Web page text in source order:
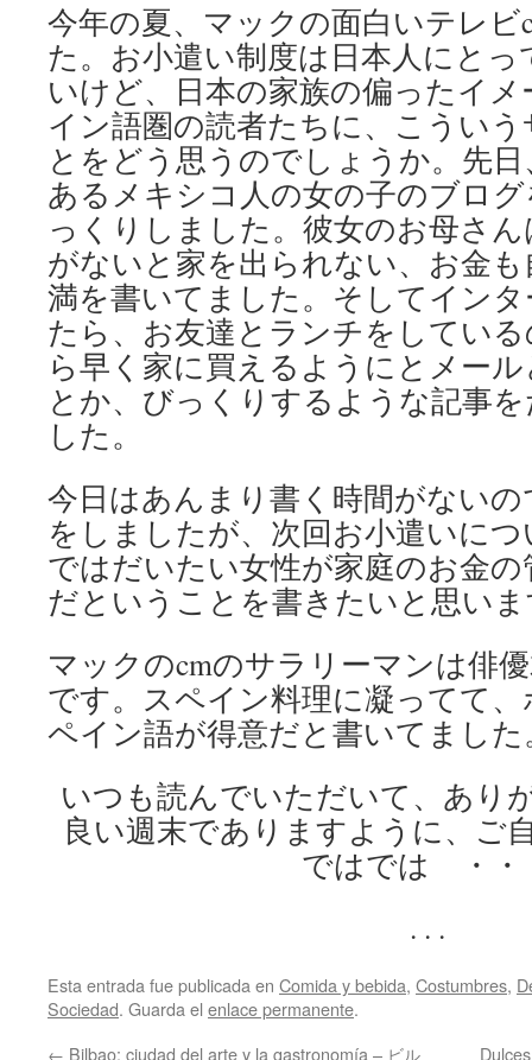
今年の夏、マックの面白いテレビ
た。お小遣い制度は日本人にと
いけど、日本の家族の偏ったイ
イン語圏の読者たちに、こうい
とをどう思うのでしょうか。先
あるメキシコ人の女の子のブロ
っくりしました。彼女のお母さ
がないと家を出られない、お金
満を書いてました。そしてイン
たら、お友達とランチをしてい
ら早く家に買えるようにとメー
とか、びっくりするような記事
した。
今日はあんまり書く時間がないの
をしましたが、次回お小遣いに
ではだいたい女性が家庭のお金
だということを書きたいと思い
マックのcmのサラリーマンは俳
です。スペイン料理に凝ってて
ペイン語が得意だと書いてました
いつも読んでいただいて、あり
良い週末でありますように、ご
ではでは ・・
. . .
Esta entrada fue publicada en Comida y bebida, Costumbres,
Sociedad. Guarda el enlace permanente.
← Bilbao: ciudad del arte y la gastronomía – ビル